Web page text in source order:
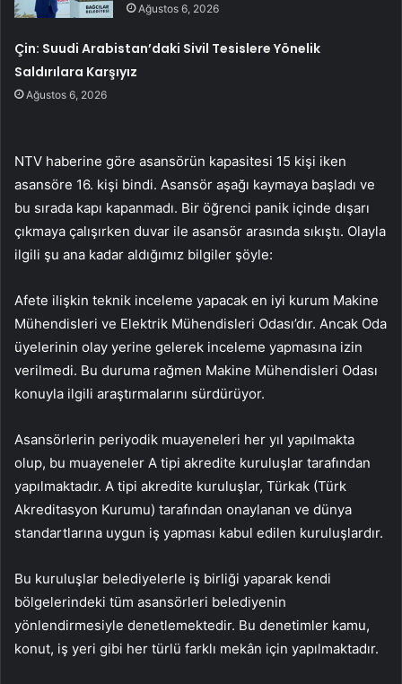
Ağustos 6, 2026
Çin: Suudi Arabistan’daki Sivil Tesislere Yönelik
Saldırılara Karşıyız
Ağustos 6, 2026
NTV haberine göre asansörün kapasitesi 15 kişi iken
asansöre 16. kişi bindi. Asansör aşağı kaymaya başladı ve
bu sırada kapı kapanmadı. Bir öğrenci panik içinde dışarı
çıkmaya çalışırken duvar ile asansör arasında sıkıştı. Olayla
ilgili şu ana kadar aldığımız bilgiler şöyle:
Afete ilişkin teknik inceleme yapacak en iyi kurum Makine
Mühendisleri ve Elektrik Mühendisleri Odası’dır. Ancak Oda
üyelerinin olay yerine gelerek inceleme yapmasına izin
verilmedi. Bu duruma rağmen Makine Mühendisleri Odası
konuyla ilgili araştırmalarını sürdürüyor.
Asansörlerin periyodik muayeneleri her yıl yapılmakta
olup, bu muayeneler A tipi akredite kuruluşlar tarafından
yapılmaktadır. A tipi akredite kuruluşlar, Türkak (Türk
Akreditasyon Kurumu) tarafından onaylanan ve dünya
standartlarına uygun iş yapması kabul edilen kuruluşlardır.
Bu kuruluşlar belediyelerle iş birliği yaparak kendi
bölgelerindeki tüm asansörleri belediyenin
yönlendirmesiyle denetlemektedir. Bu denetimler kamu,
konut, iş yeri gibi her türlü farklı mekân için yapılmaktadır.